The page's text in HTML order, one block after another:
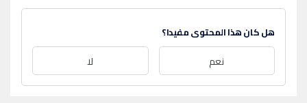
هل كان هذا المحتوى مفيدا؟
نعم لا